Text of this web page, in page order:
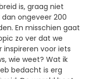
is, graag niet
ongeveer 200
En misschien gaat
zo ver dat we
inspireren voor iets
wie weet? Wat ik
bedacht is erg